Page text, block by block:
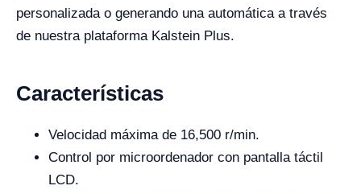
personalizada o generando una automática a través
de nuestra plataforma Kalstein Plus.
Características
Velocidad máxima de 16,500 r/min.
Control por microordenador con pantalla táctil
LCD.